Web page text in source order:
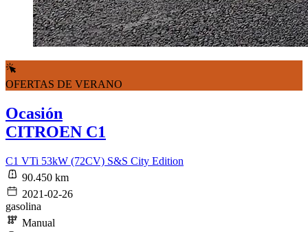
OFERTAS DE VERANO
Ocasión
CITROEN C1
C1 VTi 53kW (72CV) S&S City Edition
90.450 km
2021-02-26
gasolina
Manual